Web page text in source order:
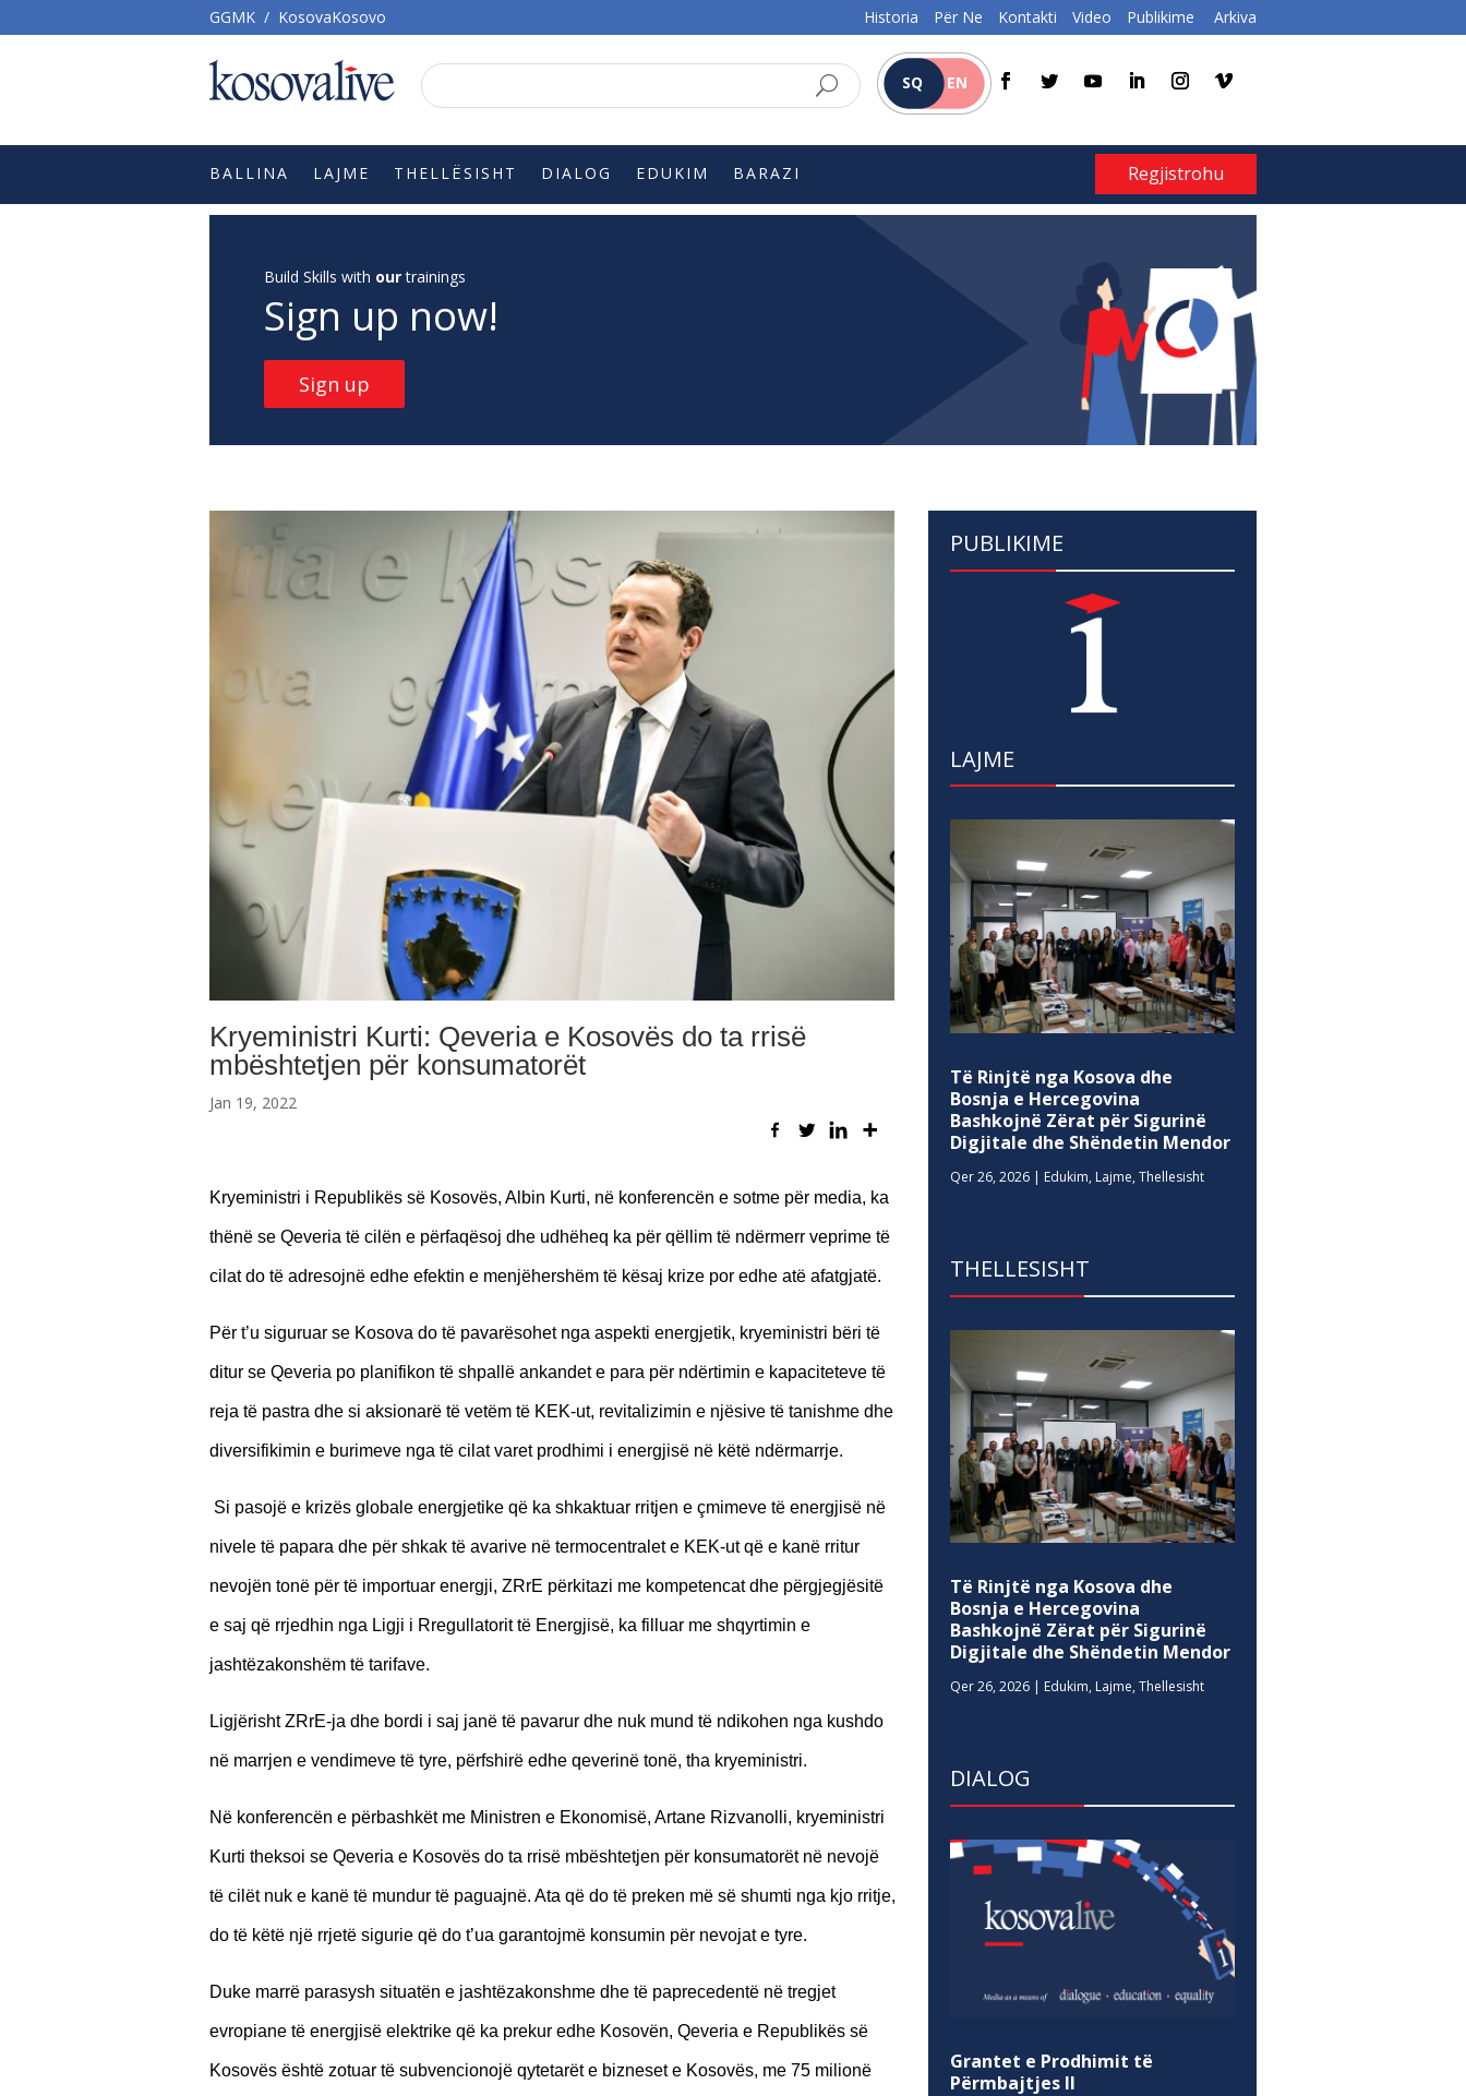
GGMK / KosovaKosovo Historia Për Ne Kontakti Video Publikime Arkiva
SQ EN
BALLINA LAJME THELLËSISHT DIALOG EDUKIM BARAZI Regjistrohu
Build Skills with ourtrainings
Sign up now!
Sign up
Kryeministri Kurti: Qeveria e Kosovës do ta rrisë
mbështetjen për konsumatorët
Jan 19, 2022
Kryeministri i Republikës së Kosovës, Albin Kurti, në konferencën e sotme për media, ka
thënë se Qeveria të cilën e përfaqësoj dhe udhëheq ka për qëllim të ndërmerr veprime të
cilat do të adresojnë edhe efektin e menjëhershëm të kësaj krize por edhe atë afatgjatë.
Për t’u siguruar se Kosova do të pavarësohet nga aspekti energjetik, kryeministri bëri të
ditur se Qeveria po planifikon të shpallë ankandet e para për ndërtimin e kapaciteteve të
reja të pastra dhe si aksionarë të vetëm të KEK-ut, revitalizimin e njësive të tanishme dhe
diversifikimin e burimeve nga të cilat varet prodhimi i energjisë në këtë ndërmarrje.
Si pasojë e krizës globale energjetike që ka shkaktuar rritjen e çmimeve të energjisë në
nivele të papara dhe për shkak të avarive në termocentralet e KEK-ut që e kanë rritur
nevojën tonë për të importuar energji, ZRrE përkitazi me kompetencat dhe përgjegjësitë
e saj që rrjedhin nga Ligji i Rregullatorit të Energjisë, ka filluar me shqyrtimin e
jashtëzakonshëm të tarifave.
Ligjërisht ZRrE-ja dhe bordi i saj janë të pavarur dhe nuk mund të ndikohen nga kushdo
në marrjen e vendimeve të tyre, përfshirë edhe qeverinë tonë, tha kryeministri.
Në konferencën e përbashkët me Ministren e Ekonomisë, Artane Rizvanolli, kryeministri
Kurti theksoi se Qeveria e Kosovës do ta rrisë mbështetjen për konsumatorët në nevojë
të cilët nuk e kanë të mundur të paguajnë. Ata që do të preken më së shumti nga kjo rritje,
do të këtë një rrjetë sigurie që do t’ua garantojmë konsumin për nevojat e tyre.
Duke marrë parasysh situatën e jashtëzakonshme dhe të paprecedentë në tregjet
evropiane të energjisë elektrike që ka prekur edhe Kosovën, Qeveria e Republikës së
Kosovës është zotuar të subvencionojë qytetarët e bizneset e Kosovës, me 75 milionë
PUBLIKIME
LAJME
Të Rinjtë nga Kosova dhe
Bosnja e Hercegovina
Bashkojnë Zërat për Sigurinë
Digjitale dhe Shëndetin Mendor
Qer 26, 2026 | Edukim, Lajme,Thellesisht
THELLESISHT
Të Rinjtë nga Kosova dhe
Bosnja e Hercegovina
Bashkojnë Zërat për Sigurinë
Digjitale dhe Shëndetin Mendor
Qer 26, 2026 | Edukim, Lajme,Thellesisht
DIALOG
Grantet e Prodhimit të
Përmbajtjes II